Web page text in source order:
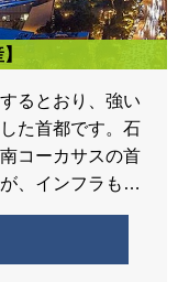
るとおり、強い
た首都です。石
コーカサスの首
、インフラも整
と呼ば […]